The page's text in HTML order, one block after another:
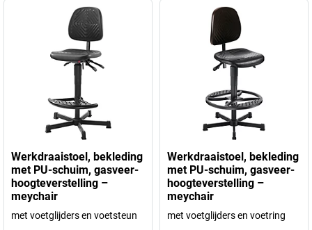
Werkdraaistoel, bekleding
met PU-schuim, gasveer-
hoogteverstelling –
meychair
met voetglijders en voetsteun
Werkdraaistoel, bekleding
met PU-schuim, gasveer-
hoogteverstelling –
meychair
met voetglijders en voetring